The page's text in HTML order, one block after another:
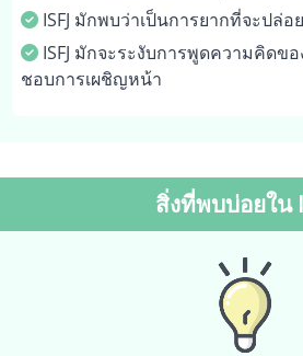
ISFJ มักพบว่าเป็นการยากที่จะปล่
ISFJ มักจะระงับการพูดความคิดข
ชอบการเผชิญหน้า
สิ่งที่พบบ่อยใน